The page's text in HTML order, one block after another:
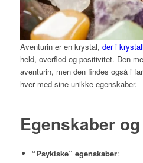
Aventurin er en krystal, der i
held, overflod og positivitet. Den
aventurin, men den findes også i
hver med sine unikke egenskaber.
Egenskaber
“Psykiske” egenskaber: